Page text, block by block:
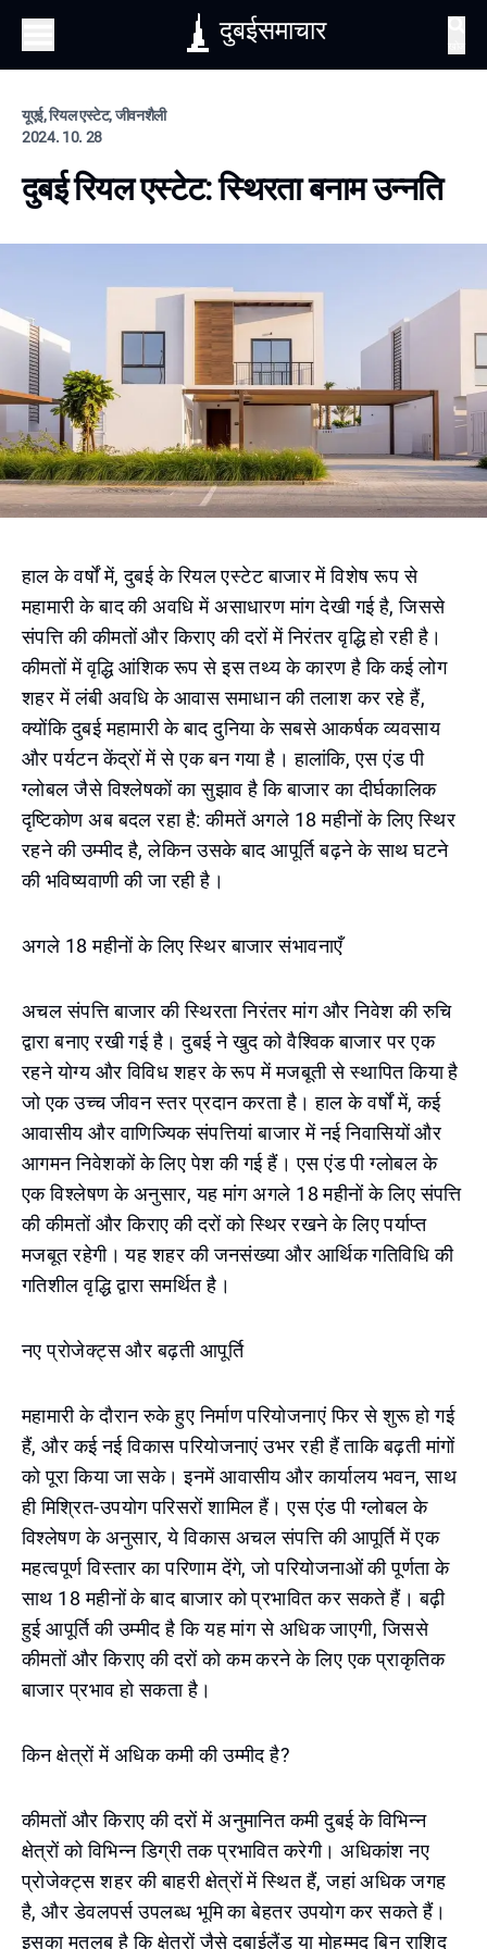
दुबईसमाचार
यूएई, रियल एस्टेट, जीवनशैली
2024. 10. 28
दुबई रियल एस्टेट: स्थिरता बनाम उन्नति
हाल के वर्षों में, दुबई के रियल एस्टेट बाजार में विशेष रूप से
महामारी के बाद की अवधि में असाधारण मांग देखी गई है, जिससे
संपत्ति की कीमतों और किराए की दरों में निरंतर वृद्धि हो रही है।
कीमतों में वृद्धि आंशिक रूप से इस तथ्य के कारण है कि कई लोग
शहर में लंबी अवधि के आवास समाधान की तलाश कर रहे हैं,
क्योंकि दुबई महामारी के बाद दुनिया के सबसे आकर्षक व्यवसाय
और पर्यटन केंद्रों में से एक बन गया है। हालांकि, एस एंड पी
ग्लोबल जैसे विश्लेषकों का सुझाव है कि बाजार का दीर्घकालिक
दृष्टिकोण अब बदल रहा है: कीमतें अगले 18 महीनों के लिए स्थिर
रहने की उम्मीद है, लेकिन उसके बाद आपूर्ति बढ़ने के साथ घटने
की भविष्यवाणी की जा रही है।
अगले 18 महीनों के लिए स्थिर बाजार संभावनाएँ
अचल संपत्ति बाजार की स्थिरता निरंतर मांग और निवेश की रुचि
द्वारा बनाए रखी गई है। दुबई ने खुद को वैश्विक बाजार पर एक
रहने योग्य और विविध शहर के रूप में मजबूती से स्थापित किया है
जो एक उच्च जीवन स्तर प्रदान करता है। हाल के वर्षों में, कई
आवासीय और वाणिज्यिक संपत्तियां बाजार में नई निवासियों और
आगमन निवेशकों के लिए पेश की गई हैं। एस एंड पी ग्लोबल के
एक विश्लेषण के अनुसार, यह मांग अगले 18 महीनों के लिए संपत्ति
की कीमतों और किराए की दरों को स्थिर रखने के लिए पर्याप्त
मजबूत रहेगी। यह शहर की जनसंख्या और आर्थिक गतिविधि की
गतिशील वृद्धि द्वारा समर्थित है।
नए प्रोजेक्ट्स और बढ़ती आपूर्ति
महामारी के दौरान रुके हुए निर्माण परियोजनाएं फिर से शुरू हो गई
हैं, और कई नई विकास परियोजनाएं उभर रही हैं ताकि बढ़ती मांगों
को पूरा किया जा सके। इनमें आवासीय और कार्यालय भवन, साथ
ही मिश्रित-उपयोग परिसरों शामिल हैं। एस एंड पी ग्लोबल के
विश्लेषण के अनुसार, ये विकास अचल संपत्ति की आपूर्ति में एक
महत्वपूर्ण विस्तार का परिणाम देंगे, जो परियोजनाओं की पूर्णता के
साथ 18 महीनों के बाद बाजार को प्रभावित कर सकते हैं। बढ़ी
हुई आपूर्ति की उम्मीद है कि यह मांग से अधिक जाएगी, जिससे
कीमतों और किराए की दरों को कम करने के लिए एक प्राकृतिक
बाजार प्रभाव हो सकता है।
किन क्षेत्रों में अधिक कमी की उम्मीद है?
कीमतों और किराए की दरों में अनुमानित कमी दुबई के विभिन्न
क्षेत्रों को विभिन्न डिग्री तक प्रभावित करेगी। अधिकांश नए
प्रोजेक्ट्स शहर की बाहरी क्षेत्रों में स्थित हैं, जहां अधिक जगह
है, और डेवलपर्स उपलब्ध भूमि का बेहतर उपयोग कर सकते हैं।
इसका मतलब है कि क्षेत्रों जैसे दुबाईलैंड या मोहम्मद बिन राशिद